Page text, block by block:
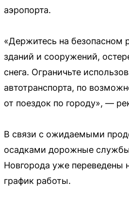
аэропорта.
«Держитесь на безопасном
зданий и сооружений,
снега. Ограничьте
автотранспорта, по
от поездок по городу», —
В связи с ожидаемыми
осадками дорожные
Новгорода уже переведены
график работы.